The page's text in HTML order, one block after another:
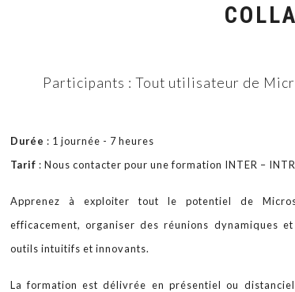
Participants : Tout utilisateur de
Durée : 1 journée - 7 heures
Tarif : Nous contacter pour une formation INTER –
Apprenez à exploiter tout le potentiel de
efficacement, organiser des réunions dynamiques
outils intuitifs et innovants.
La formation est délivrée en présentiel ou